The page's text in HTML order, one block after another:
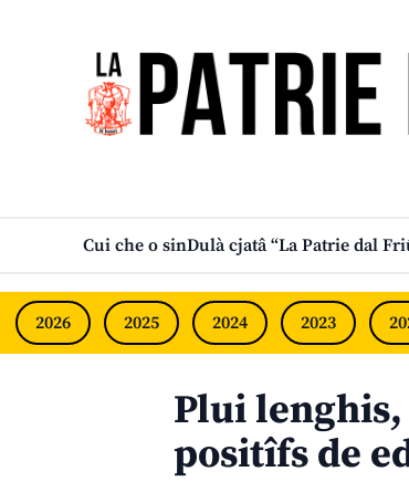
Cui che o sinDulà cjatâ “La Patrie dal
2026 2025 2024 2023
Plui
positîfs de